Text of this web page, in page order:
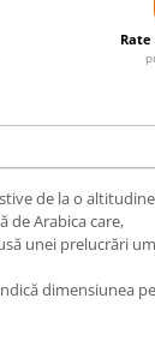
de la o
de Arabica care,
unei prelucrări
dimensiunea